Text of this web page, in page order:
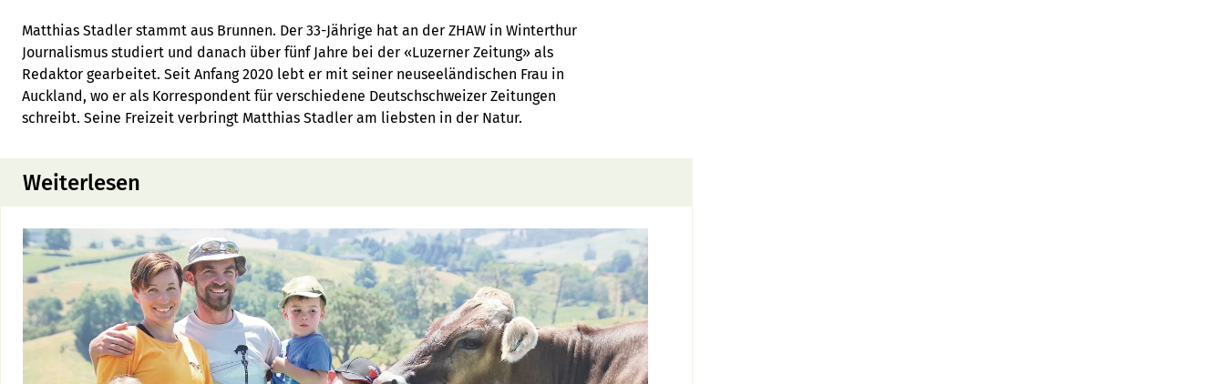
Matthias Stadler stammt aus Brunnen. Der 33-Jährige hat an der ZHAW in Winterthur
Journalismus studiert und danach über fünf Jahre bei der «Luzerner Zeitung» als
Redaktor gearbeitet. Seit Anfang 2020 lebt er mit seiner neuseeländischen Frau in
Auckland, wo er als Korrespondent für verschiedene Deutschschweizer Zeitungen
schreibt. Seine Freizeit verbringt Matthias Stadler am liebsten in der Natur.
Weiterlesen